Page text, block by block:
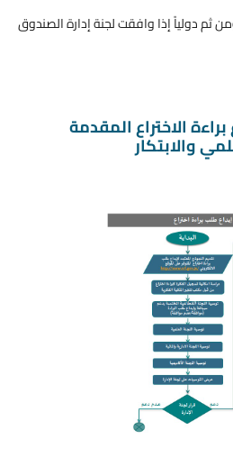
ثم دولياً إذا وافقت لجنة إدارة الصندوق
الاختراع المقدمة
والابتكار